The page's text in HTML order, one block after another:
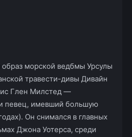
морской ведбмы Урсулы
травести-дивы Дивайн
Глен Милстед —
певец, имевший большую
Он снимался в главных
Джона Уотерса, среди